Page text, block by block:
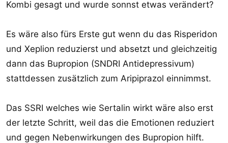
Kombi gesagt und wurde sonnst etwas verändert?
Es wäre also fürs Erste gut wenn du das Risperidon
und Xeplion reduzierst und absetzt und gleichzeitig
dann das Bupropion (SNDRI Antidepressivum)
stattdessen zusätzlich zum Aripiprazol einnimmst.
Das SSRI welches wie Sertalin wirkt wäre also erst
der letzte Schritt, weil das die Emotionen reduziert
und gegen Nebenwirkungen des Bupropion hilft.